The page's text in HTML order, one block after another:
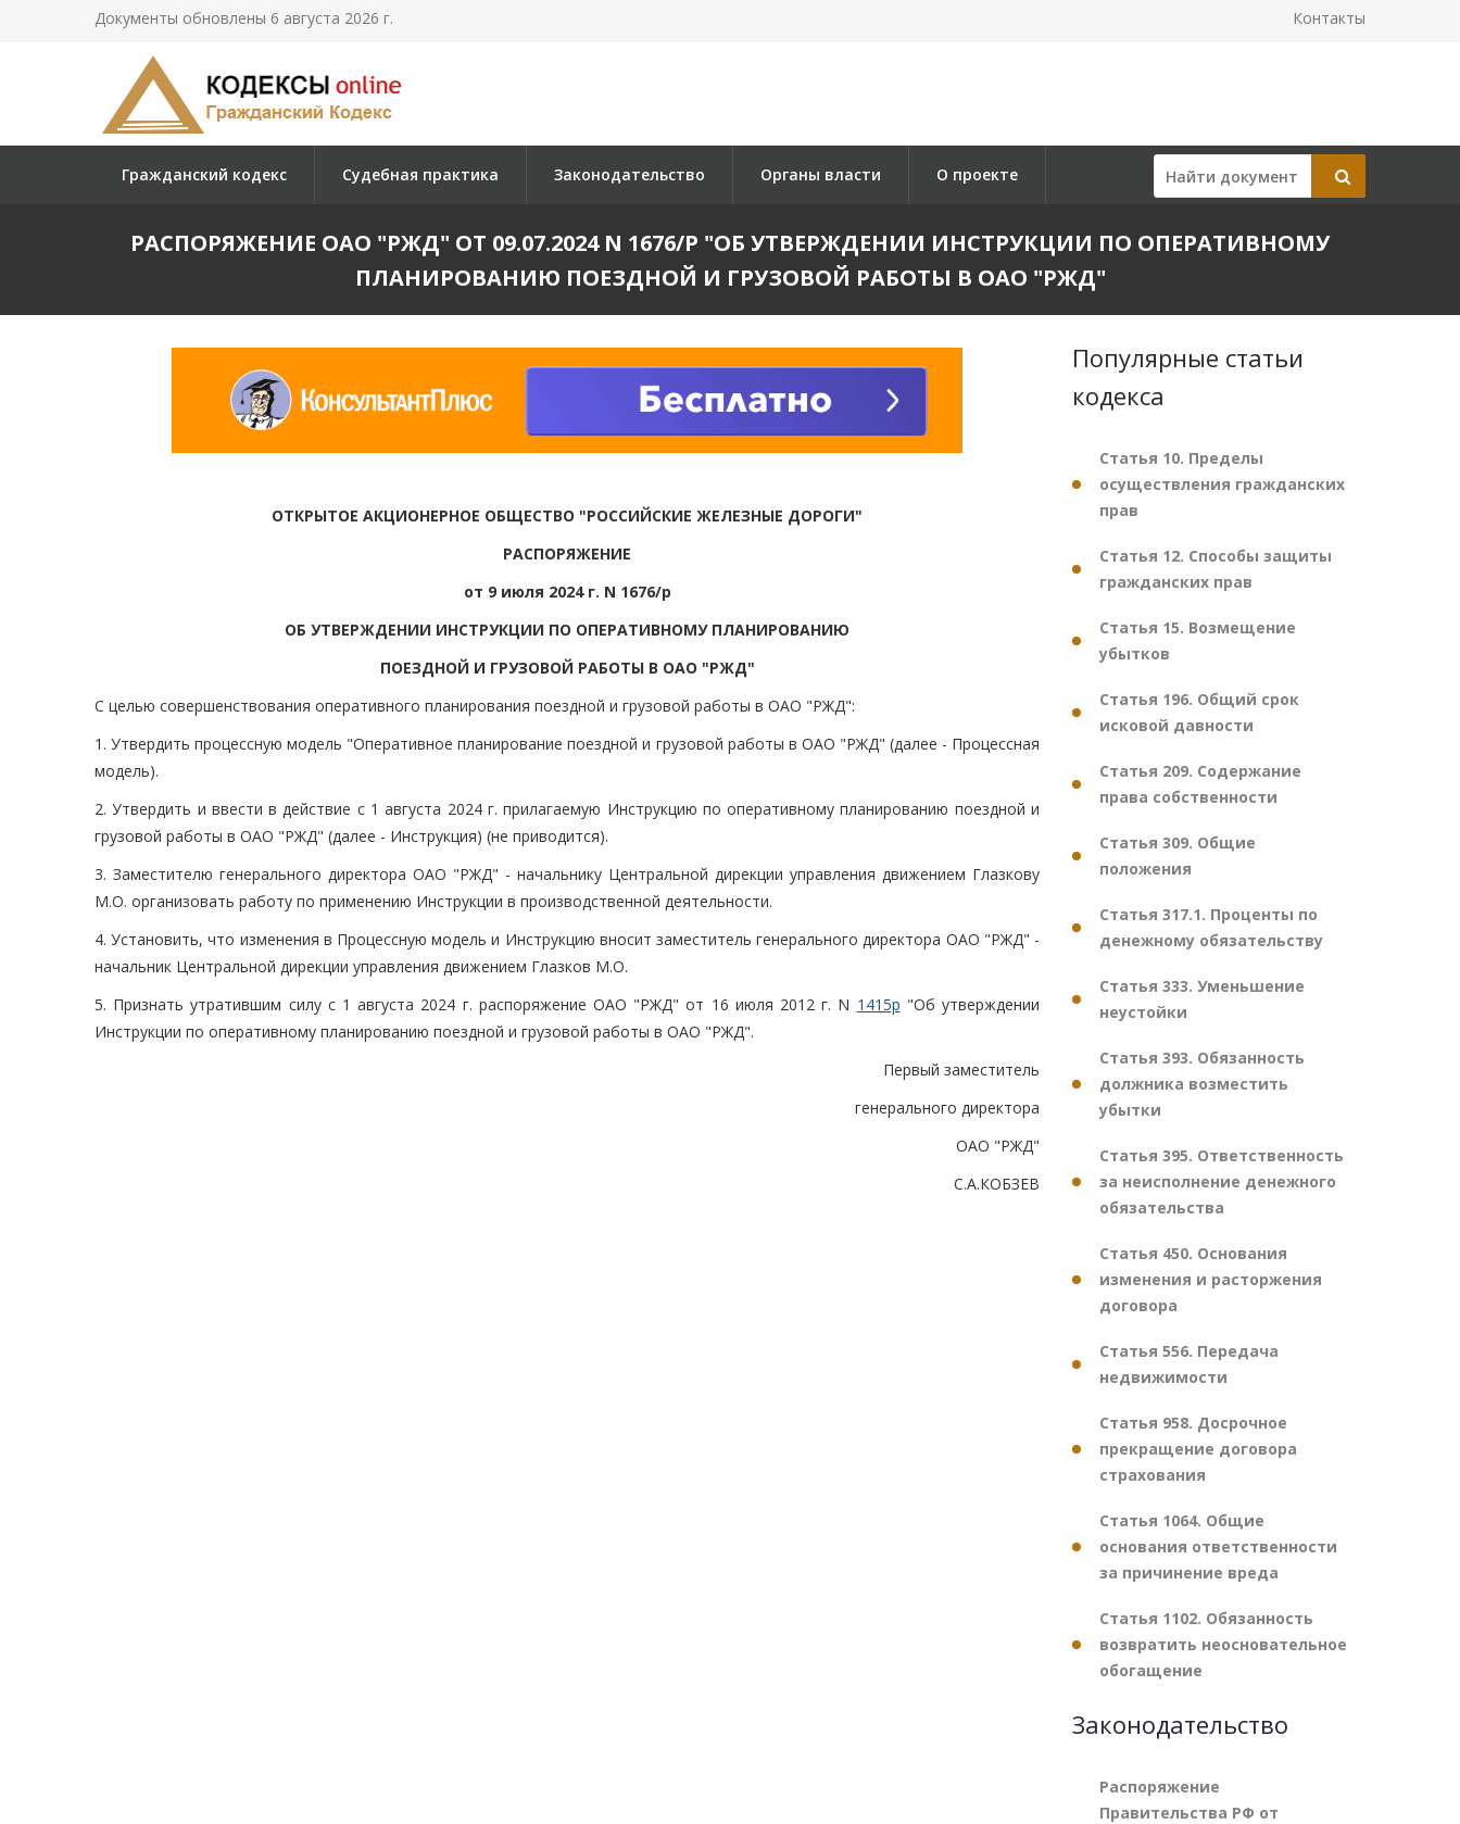
Документы обновлены 6 августа 2026 г. Контакты
Гражданский кодекс Судебная практика Законодательство Органы власти О проекте
РАСПОРЯЖЕНИЕ ОАО "РЖД" ОТ 09.07.2024 N 1676/Р "ОБ УТВЕРЖДЕНИИ ИНСТРУКЦИИ ПО ОПЕРАТИВНОМУ
ПЛАНИРОВАНИЮ ПОЕЗДНОЙ И ГРУЗОВОЙ РАБОТЫ В ОАО "РЖД"
ОТКРЫТОЕ АКЦИОНЕРНОЕ ОБЩЕСТВО "РОССИЙСКИЕ ЖЕЛЕЗНЫЕ ДОРОГИ"
РАСПОРЯЖЕНИЕ
от 9 июля 2024 г. N 1676/р
ОБ УТВЕРЖДЕНИИ ИНСТРУКЦИИ ПО ОПЕРАТИВНОМУ ПЛАНИРОВАНИЮ
ПОЕЗДНОЙ И ГРУЗОВОЙ РАБОТЫ В ОАО "РЖД"
С целью совершенствования оперативного планирования поездной и грузовой работы в ОАО "РЖД":
1. Утвердить процессную модель "Оперативное планирование поездной и грузовой работы в ОАО "РЖД" (далее - Процессная
модель).
2. Утвердить и ввести в действие с 1 августа 2024 г. прилагаемую Инструкцию по оперативному планированию поездной и
грузовой работы в ОАО "РЖД" (далее - Инструкция) (не приводится).
3. Заместителю генерального директора ОАО "РЖД" - начальнику Центральной дирекции управления движением Глазкову
М.О. организовать работу по применению Инструкции в производственной деятельности.
4. Установить, что изменения в Процессную модель и Инструкцию вносит заместитель генерального директора ОАО "РЖД" -
начальник Центральной дирекции управления движением Глазков М.О.
5. Признать утратившим силу с 1 августа 2024 г. распоряжение ОАО "РЖД" от 16 июля 2012 г. N 1415р "Об утверждении
Инструкции по оперативному планированию поездной и грузовой работы в ОАО "РЖД".
Первый заместитель
генерального директора
ОАО "РЖД"
С.А.КОБЗЕВ
Популярные статьи
кодекса
Статья 10. Пределы
осуществления гражданских
прав
Статья 12. Способы защиты
гражданских прав
Статья 15. Возмещение
убытков
Статья 196. Общий срок
исковой давности
Статья 209. Содержание
права собственности
Статья 309. Общие
положения
Статья 317.1. Проценты по
денежному обязательству
Статья 333. Уменьшение
неустойки
Статья 393. Обязанность
должника возместить
убытки
Статья 395. Ответственность
за неисполнение денежного
обязательства
Статья 450. Основания
изменения и расторжения
договора
Статья 556. Передача
недвижимости
Статья 958. Досрочное
прекращение договора
страхования
Статья 1064. Общие
основания ответственности
за причинение вреда
Статья 1102. Обязанность
возвратить неосновательное
обогащение
Законодательство
Распоряжение
Правительства РФ от